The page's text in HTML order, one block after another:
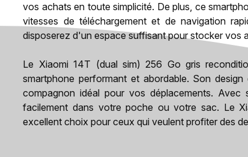
vos achats en toute simplicité. De plus, ce
vitesses de téléchargement et de navigation
disposerez d'un espace suffisant pour stocker vos
Le Xiaomi 14T (dual sim) 256 Go gris
smartphone performant et abordable. Son
compagnon idéal pour vos déplacements.
facilement dans votre poche ou votre sac. Le
excellent choix pour ceux qui veulent profiter des